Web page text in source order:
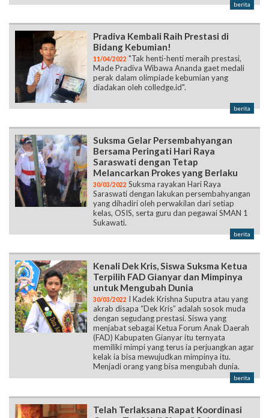
berita
Pradiva Kembali Raih Prestasi di
Bidang Kebumian!
11/04/2022 "Tak henti-henti meraih prestasi,
Made Pradiva Wibawa Ananda gaet medali
perak dalam olimpiade kebumian yang
diadakan oleh colledge.id".
berita
Suksma Gelar Persembahyangan
Bersama Peringati Hari Raya
Saraswati dengan Tetap
Melancarkan Prokes yang Berlaku
30/03/2022 Suksma rayakan Hari Raya
Saraswati dengan lakukan persembahyangan
yang dihadiri oleh perwakilan dari setiap
kelas, OSIS, serta guru dan pegawai SMAN 1
Sukawati.
berita
Kenali Dek Kris, Siswa Suksma Ketua
Terpilih FAD Gianyar dan Mimpinya
untuk Mengubah Dunia
30/03/2022 I Kadek Krishna Suputra atau yang
akrab disapa “Dek Kris” adalah sosok muda
dengan segudang prestasi. Siswa yang
menjabat sebagai Ketua Forum Anak Daerah
(FAD) Kabupaten Gianyar itu ternyata
memiliki mimpi yang terus ia perjuangkan agar
kelak ia bisa mewujudkan mimpinya itu.
Menjadi orang yang bisa mengubah dunia.
berita
Telah Terlaksana Rapat Koordinasi